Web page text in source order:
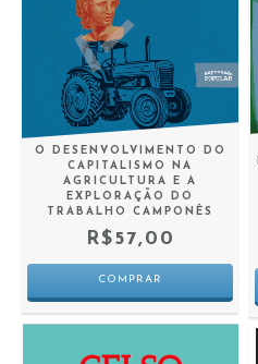
O DESENVOLVIMENTO DO
CAPITALISMO NA
AGRICULTURA E A
EXPLORAÇÃO DO
TRABALHO CAMPONÊS
R$57,00